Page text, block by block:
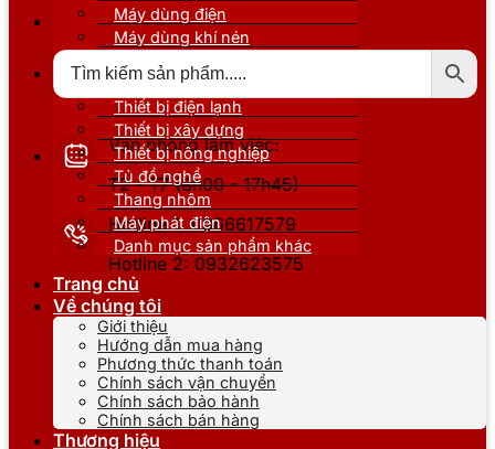
Văn phòng làm việc:
T2 - T7 (8h00 - 17h45)
Hotline 1: 0866617579
Hotline 2: 0932623575
Máy dùng điện
Máy dùng khí nén
Thiết bị nâng đỡ
Thiết bị điện lạnh
Thiết bị xây dựng
Thiết bị nông nghiệp
Tủ đồ nghề
Thang nhôm
Máy phát điện
Danh mục sản phẩm khác
Trang chủ
Về chúng tôi
Giới thiệu
Hướng dẫn mua hàng
Phương thức thanh toán
Chính sách vận chuyển
Chính sách bảo hành
Chính sách bán hàng
Thương hiệu